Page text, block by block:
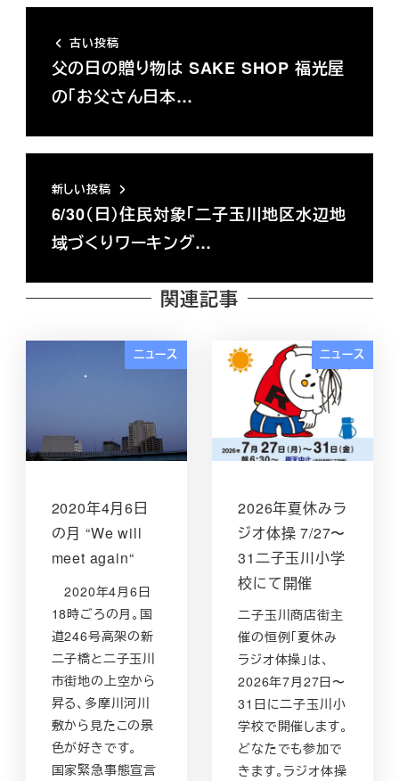
古い投稿
父の日の贈り物は SAKE SHOP 福光屋
の「お父さん日本…
新しい投稿
6/30（日）住民対象「二子玉川地区水辺地
域づくりワーキング…
関連記事
ニュース
2020年4月6日
の月 “We will
meet again“
2020年4月6日
18時ごろの月。国
道246号高架の新
二子橋と二子玉川
市街地の上空から
昇る、多摩川河川
敷から見たこの景
色が好きです。
国家緊急事態宣言
ニュース
2026年夏休みラ
ジオ体操 7/27〜
31二子玉川小学
校にて開催
二子玉川商店街主
催の恒例「夏休み
ラジオ体操」は、
2026年7月27日〜
31日に二子玉川小
学校で開催します。
どなたでも参加で
きます。ラジオ体操